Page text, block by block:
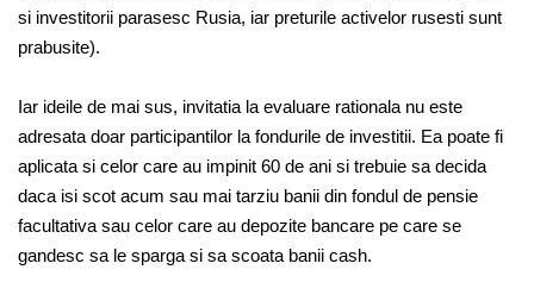
si investitorii parasesc Rusia, iar preturile activelor rusesti sunt
prabusite).
Iar ideile de mai sus, invitatia la evaluare rationala nu este
adresata doar participantilor la fondurile de investitii. Ea poate fi
aplicata si celor care au impinit 60 de ani si trebuie sa decida
daca isi scot acum sau mai tarziu banii din fondul de pensie
facultativa sau celor care au depozite bancare pe care se
gandesc sa le sparga si sa scoata banii cash.